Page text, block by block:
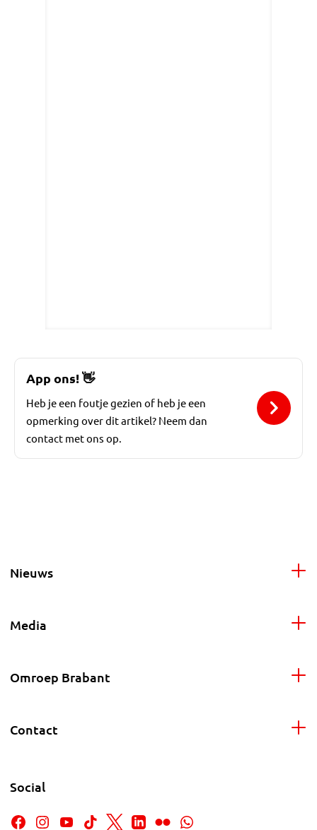
App ons! 👋
Heb je een foutje gezien of heb je een
opmerking over dit artikel? Neem dan
contact met ons op.
Nieuws
Media
Omroep Brabant
Contact
Social